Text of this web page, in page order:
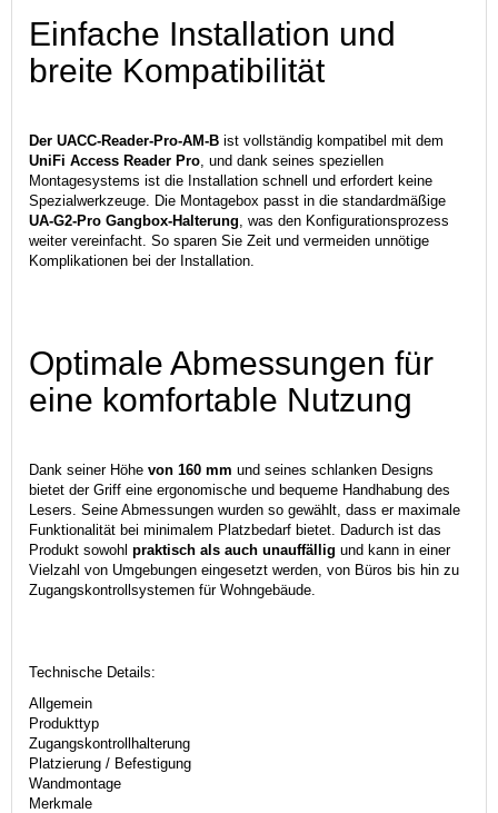
Einfache Installation und
breite Kompatibilität
Der UACC-Reader-Pro-AM-B ist vollständig kompatibel mit dem
UniFi Access Reader Pro , und dank seines speziellen
Montagesystems ist die Installation schnell und erfordert keine
Spezialwerkzeuge. Die Montagebox passt in die standardmäßige
UA-G2-Pro Gangbox-Halterung , was den Konfigurationsprozess
weiter vereinfacht. So sparen Sie Zeit und vermeiden unnötige
Komplikationen bei der Installation.
Optimale Abmessungen für
eine komfortable Nutzung
Dank seiner Höhe von 160 mm und seines schlanken Designs
bietet der Griff eine ergonomische und bequeme Handhabung des
Lesers. Seine Abmessungen wurden so gewählt, dass er maximale
Funktionalität bei minimalem Platzbedarf bietet. Dadurch ist das
Produkt sowohl praktisch als auch unauffällig und kann in einer
Vielzahl von Umgebungen eingesetzt werden, von Büros bis hin zu
Zugangskontrollsystemen für Wohngebäude.
Technische Details:
Allgemein
Produkttyp
Zugangskontrollhalterung
Platzierung / Befestigung
Wandmontage
Merkmale